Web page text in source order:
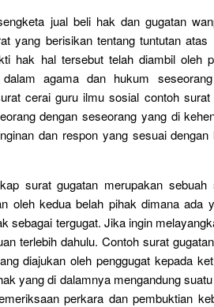
jual beli hak dan gugatan
yang berisikan tentang tuntutan
hak hal tersebut telah diambil oleh
agama dan hukum
cerai guru ilmu sosial contoh surat
dengan seseorang yang di
dan respon yang sesuai dengan
surat gugatan merupakan
oleh kedua belah pihak dimana ada
sebagai tergugat. Jika ingin
terlebih dahulu. Contoh surat
diajukan oleh penggugat kepada
yang di dalamnya mengandung
perkara dan pembuktian